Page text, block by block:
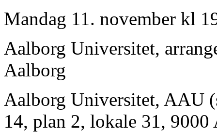
Mandag 11. november kl
Aalborg Universitet,
Aalborg
Aalborg Universitet, AAU
14, plan 2, lokale 31,